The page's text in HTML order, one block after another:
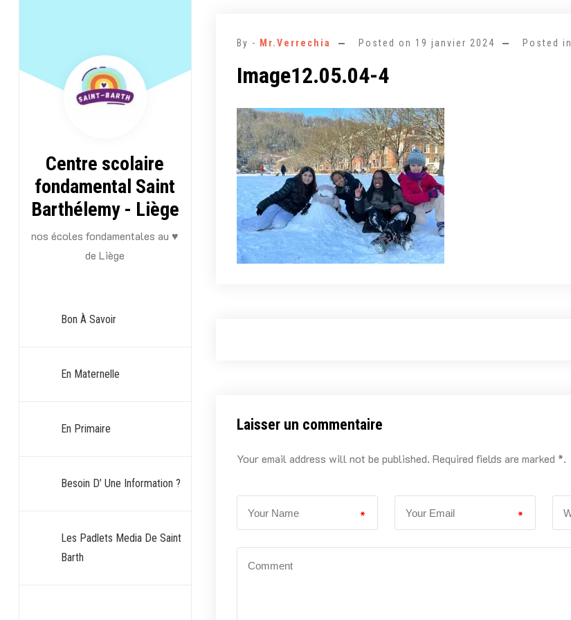
Centre scolaire
fondamental Saint
Barthélemy - Liège
nos écoles fondamentales au ♥
de Liège
Bon À Savoir
En Maternelle
En Primaire
Besoin D’ Une Information ?
Les Padlets Media De Saint
Barth
By - Mr.Verrechia Posted on 19 janvier 2024 Posted in
Image12.05.04-4
Laisser un commentaire
Your email address will not be published. Required fields are marked *.
* *